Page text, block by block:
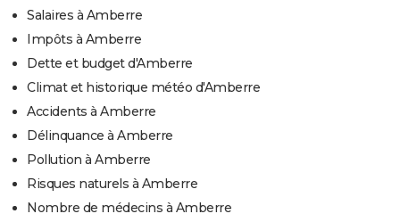
Salaires à Amberre
Impôts à Amberre
Dette et budget d'Amberre
Climat et historique météo d'Amberre
Accidents à Amberre
Délinquance à Amberre
Pollution à Amberre
Risques naturels à Amberre
Nombre de médecins à Amberre